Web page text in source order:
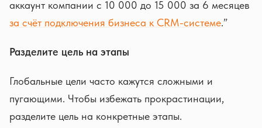
аккаунт компании с 10 000 до 15 000 за 6 месяцев
за счёт подключения бизнеса к CRM-системе.”
Разделите цель на этапы
Глобальные цели часто кажутся сложными и
пугающими. Чтобы избежать прокрастинации,
разделите цель на конкретные этапы.